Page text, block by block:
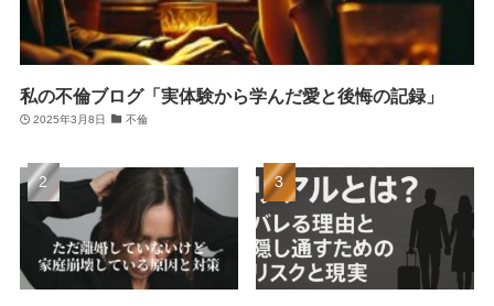
私の不倫ブログ「実体験から学んだ愛と後悔の記録」
2025年3月8日 不倫